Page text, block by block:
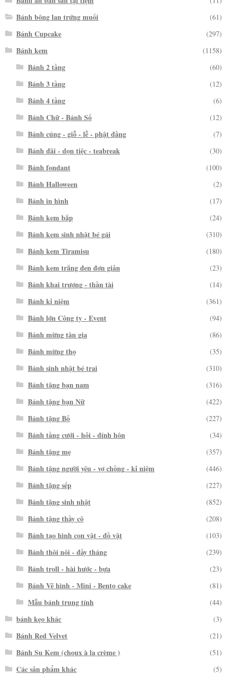
Bánh bông lan trứng muối (61)
Bánh Cupcake (297)
Bánh kem (1158)
Bánh 2 tầng (60)
Bánh 3 tầng (12)
Bánh 4 tầng (6)
Bánh Chữ - Bánh Số (12)
Bánh cúng - giỗ - lễ - phật đảng (7)
Bánh đãi - dọn tiệc - teabreak (30)
Bánh fondant (100)
Bánh Halloween (2)
Bánh in hình (17)
Bánh kem bắp (24)
Bánh kem sinh nhật bé gái (310)
Bánh kem Tiramisu (180)
Bánh kem trắng đen đơn giản (23)
Bánh khai trương - thần tài (14)
Bánh kỉ niệm (361)
Bánh lớn Công ty - Event (94)
Bánh mừng tân gia (86)
Bánh mừng thọ (35)
Bánh sinh nhật bé trai (310)
Bánh tặng bạn nam (316)
Bánh tặng bạn Nữ (422)
Bánh tặng Bố (227)
Bánh tầng cưới - hỏi - đính hôn (34)
Bánh tặng mẹ (357)
Bánh tặng người yêu - vợ chồng - kỉ niệm (446)
Bánh tặng sếp (227)
Bánh tặng sinh nhật (852)
Bánh tặng thầy cô (208)
Bánh tạo hình con vật - đồ vật (103)
Bánh thôi nôi - đầy tháng (239)
Bánh troll - hài hước - bựa (23)
Bánh Vẽ hình - Mini - Bento cake (81)
Mẫu bánh trung tính (44)
bánh kẹo khác (3)
Bánh Red Velvet (21)
Bánh Su Kem (choux à la crème ) (51)
Các sản phẩm khác (5)